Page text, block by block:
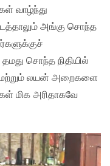
வாழ்ந்து
அங்கு சொந்த
சொந்த நிதியில்
மற்றும் லயன் அறைகளை
மிக அரிதாகவே